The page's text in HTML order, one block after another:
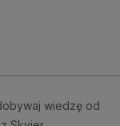
wiedzę od